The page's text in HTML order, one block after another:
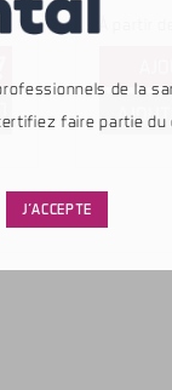
de la
faire partie du
J'ACCEPTE